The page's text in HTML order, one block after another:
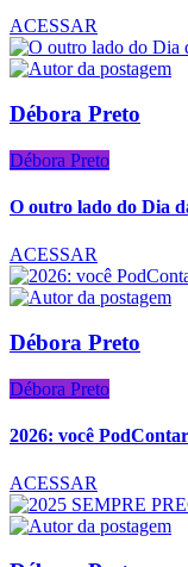
ACESSAR
Débora Preto
Débora Preto
O outro lado do Dia
ACESSAR
Débora Preto
Débora Preto
2026: você
ACESSAR